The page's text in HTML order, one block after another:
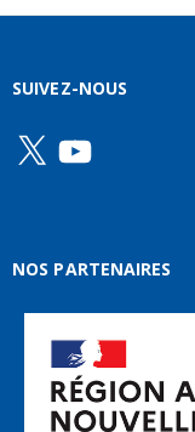
SUIVEZ-NOUS
X YouTube
NOS PARTENAIRES